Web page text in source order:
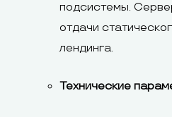
подсистемы.
отдачи
лендинга.
Технические